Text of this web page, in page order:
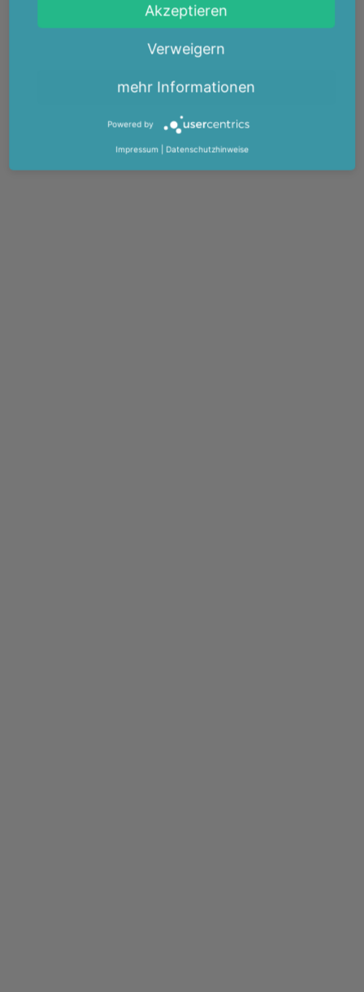
Akzeptieren
Verweigern
mehr Informationen
Powered by
Impressum Datenschutzhinweise